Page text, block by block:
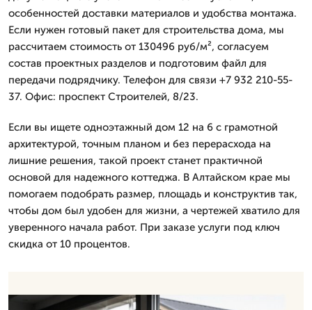
особенностей доставки материалов и удобства монтажа.
Если нужен готовый пакет для строительства дома, мы
рассчитаем стоимость от 130496 руб/м², согласуем
состав проектных разделов и подготовим файл для
передачи подрядчику. Телефон для связи +7 932 210-55-
37. Офис: проспект Строителей, 8/23.
Если вы ищете одноэтажный дом 12 на 6 с грамотной
архитектурой, точным планом и без перерасхода на
лишние решения, такой проект станет практичной
основой для надежного коттеджа. В Алтайском крае мы
помогаем подобрать размер, площадь и конструктив так,
чтобы дом был удобен для жизни, а чертежей хватило для
уверенного начала работ. При заказе услуги под ключ
скидка от 10 процентов.